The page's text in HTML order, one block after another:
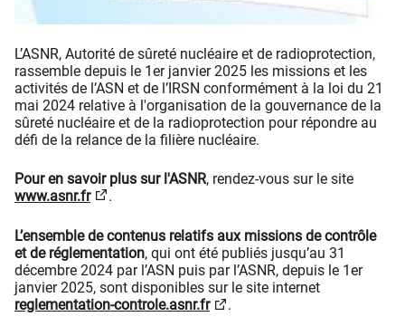
L’ASNR, Autorité de sûreté nucléaire et de radioprotection,
rassemble depuis le 1er janvier 2025 les missions et les
activités de l’ASN et de l’IRSN conformément à la loi du 21
mai 2024 relative à l'organisation de la gouvernance de la
sûreté nucléaire et de la radioprotection pour répondre au
défi de la relance de la filière nucléaire.
Pour en savoir plus sur l'ASNR, rendez-vous sur le site
www.asnr.fr
.
L’ensemble de contenus relatifs aux missions de contrôle
et de réglementation, qui ont été publiés jusqu’au 31
décembre 2024 par l’ASN puis par l’ASNR, depuis le 1er
janvier 2025, sont disponibles sur le site internet
reglementation-controle.asnr.fr
.